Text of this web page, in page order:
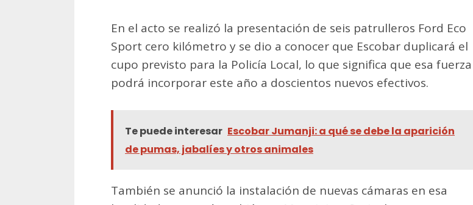
En el acto se realizó la presentación de seis patrulleros Ford Eco
Sport cero kilómetro y se dio a conocer que Escobar duplicará el
cupo previsto para la Policía Local, lo que significa que esa fuerza
podrá incorporar este año a doscientos nuevos efectivos.
Te puede interesar Escobar Jumanji: a qué se debe la aparición
de pumas, jabalíes y otros animales
También se anunció la instalación de nuevas cámaras en esa